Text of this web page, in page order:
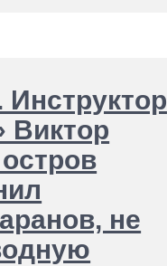
Виктор
не